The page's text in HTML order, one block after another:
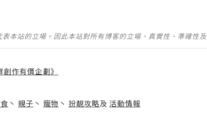
本站的立場。因此本站對所有博客的立場、真實性、準確性
作有價企劃》
丶 親子 丶 寵物 丶 扮靚攻略及 活動情報